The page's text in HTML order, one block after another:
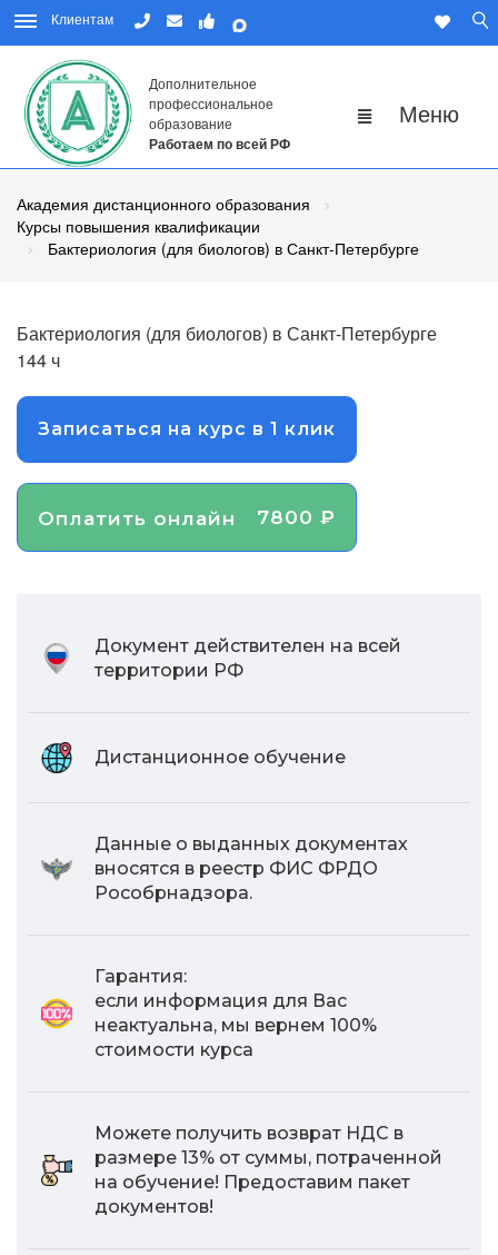
Клиентам
Дополнительное
профессиональное
образование
Работаем по всей РФ
Академия дистанционного образования
Курсы повышения квалификации
Бактериология (для биологов) в Санкт-Петербурге
Бактериология (для биологов) в Санкт-Петербурге
144 ч
Записаться на курс в 1 клик
Оплатить онлайн 7800 ₽
Документ действителен на всей
территории РФ
Дистанционное обучение
Данные о выданных документах
вносятся в реестр ФИС ФРДО
Рособрнадзора.
Гарантия:
если информация для Вас
неактуальна, мы вернем 100%
стоимости курса
Можете получить возврат НДС в
размере 13% от суммы, потраченной
на обучение! Предоставим пакет
документов!